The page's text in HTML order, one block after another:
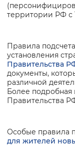
территории РФ с
Правила
установления
Правительства
документы,
различной
Более
Правительства
Особые правила
для жителей